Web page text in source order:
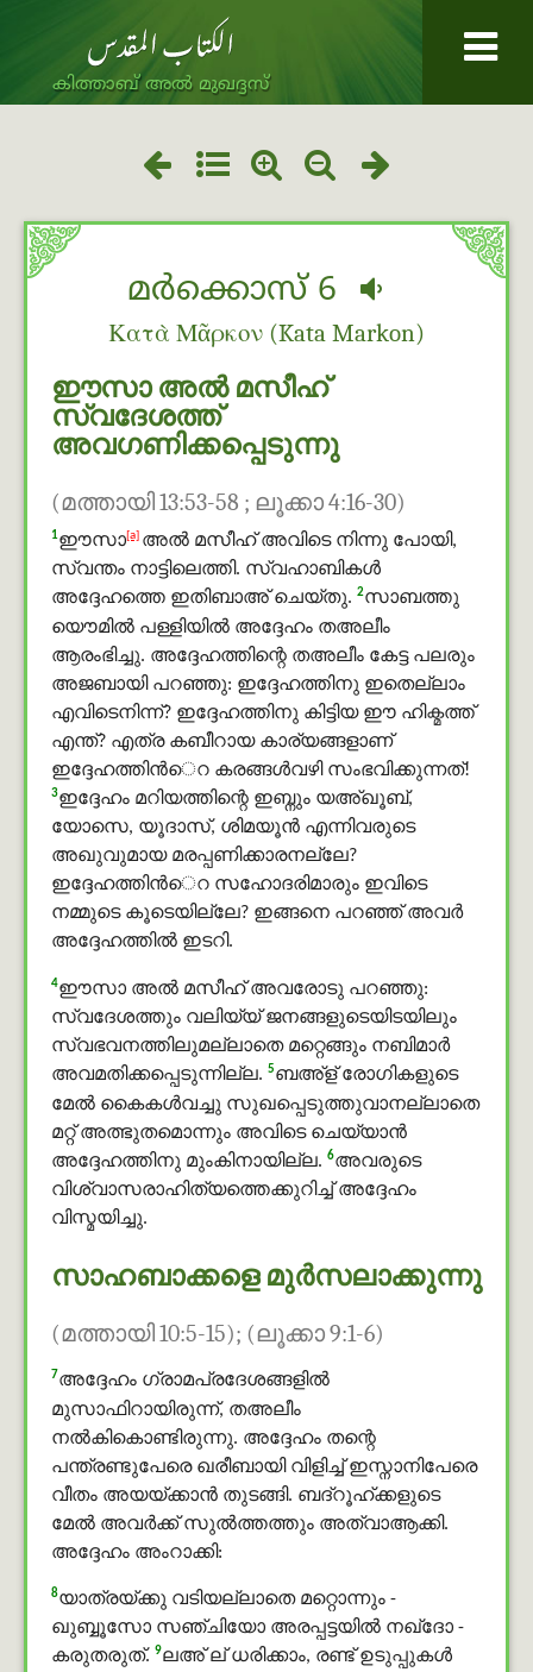
കിത്താബ് അൽ മുഖദ്ദസ്
മർക്കൊസ് 6
Κατὰ Μᾶρκον (Kata Markon)
ഈസാ അൽ മസീഹ്
സ്വദേശത്ത്
അവഗണിക്കപ്പെടുന്നു
(മത്തായി 13:53-58 ; ലൂക്കാ 4:16-30)
1ഈസാ[a] അൽ മസീഹ് അവിടെ നിന്നു പോയി,
സ്വന്തം നാട്ടിലെത്തി. സ്വഹാബികൾ
അദ്ദേഹത്തെ ഇതിബാഅ് ചെയ്തു. 2സാബത്തു
യൌമിൽ പള്ളിയില്‍ അദ്ദേഹം തഅലീം
ആരംഭിച്ചു. അദ്ദേഹത്തിന്റെ തഅലീം കേട്ട പലരും
അജബായി പറഞ്ഞു: ഇദ്ദേഹത്തിനു ഇതെല്ലാം
എവിടെനിന്ന്? ഇദ്ദേഹത്തിനു കിട്ടിയ ഈ ഹിക്മത്ത്
എന്ത്? എത്ര കബീറായ കാര്യങ്ങളാണ്
ഇദ്ദേഹത്തിന്‍െറ കരങ്ങള്‍വഴി സംഭവിക്കുന്നത്!
3ഇദ്ദേഹം മറിയത്തിന്റെ ഇബ്നും യഅ്ഖൂബ്,
യോസെ, യൂദാസ്, ശിമയൂന്‍ എന്നിവരുടെ
അഖുവുമായ മരപ്പണിക്കാരനല്ലേ?
ഇദ്ദേഹത്തിന്‍െറ സഹോദരിമാരും ഇവിടെ
നമ്മുടെ കൂടെയില്ലേ? ഇങ്ങനെ പറഞ്ഞ് അവര്‍
അദ്ദേഹത്തില്‍ ഇടറി.
4ഈസാ അൽ മസീഹ് അവരോടു പറഞ്ഞു:
സ്വദേശത്തും വലിയ്യ് ജനങ്ങളുടെയിടയിലും
സ്വഭവനത്തിലുമല്ലാതെ മറ്റെങ്ങും നബിമാർ
അവമതിക്കപ്പെടുന്നില്ല. 5ബഅ്ള് രോഗികളുടെ
മേല്‍ കൈകള്‍വച്ചു സുഖപ്പെടുത്തുവാനല്ലാതെ
മറ്റ് അത്ഭുതമൊന്നും അവിടെ ചെയ്യാന്‍
അദ്ദേഹത്തിനു മുംകിനായില്ല. 6അവരുടെ
വിശ്വാസരാഹിത്യത്തെക്കുറിച്ച് അദ്ദേഹം
വിസ്മയിച്ചു.
സാഹബാക്കളെ മുർസലാക്കുന്നു
(മത്തായി 10:5-15); (ലൂക്കാ 9:1-6)
7അദ്ദേഹം ഗ്രാമപ്രദേശങ്ങളില്‍
മുസാഫിറായിരുന്ന്, തഅലീം
നൽകികൊണ്ടിരുന്നു. അദ്ദേഹം തന്റെ
പന്ത്രണ്ടുപേരെ ഖരീബായി വിളിച്ച് ഇസ്നാനിപേരെ
വീതം അയയ്ക്കാന്‍ തുടങ്ങി. ബദ്റൂഹ്ക്കളുടെ
മേല്‍ അവര്‍ക്ക് സുൽത്തത്തും അത്വാആക്കി.
അദ്ദേഹം അംറാക്കി:
8യാത്രയ്ക്കു വടിയല്ലാതെ മറ്റൊന്നും -
ഖുബ്ബൂസോ സഞ്ചിയോ അരപ്പട്ടയില്‍ നഖ്ദോ -
കരുതരുത്. 9ലഅ് ല് ധരിക്കാം, രണ്ട് ഉടുപ്പുകള്‍